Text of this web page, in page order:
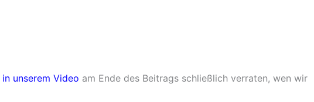
in unserem Video am Ende des Beitrags schließlich verraten, wen wir